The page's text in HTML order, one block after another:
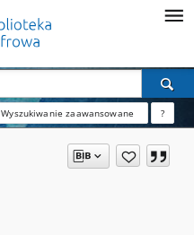
Wyszukiwanie zaawansowane ?